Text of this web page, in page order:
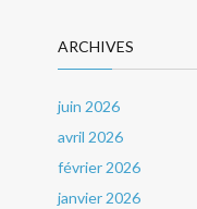
ARCHIVES
juin 2026
avril 2026
février 2026
janvier 2026